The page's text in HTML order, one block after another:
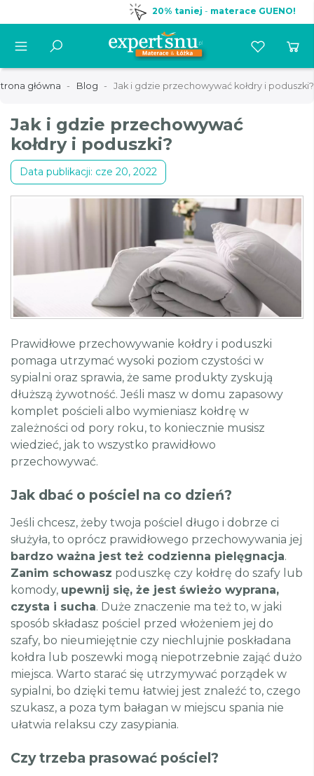
20% taniej -materace GUENO!
główna Blog Jak i gdzie przechowywać kołdry i poduszki?
Jak i gdzie przechowywać
kołdry i poduszki?
Data publikacji: cze 20, 2022
Prawidłowe przechowywanie kołdry i poduszki
pomaga utrzymać wysoki poziom czystości w
sypialni oraz sprawia, że same produkty zyskują
dłuższą żywotność. Jeśli masz w domu zapasowy
komplet pościeli albo wymieniasz kołdrę w
zależności od pory roku, to koniecznie musisz
wiedzieć, jak to wszystko prawidłowo
przechowywać.
Jak dbać o pościel na co dzień?
Jeśli chcesz, żeby twoja pościel długo i dobrze ci
służyła, to oprócz prawidłowego przechowywania jej
bardzo ważna jest też codzienna pielęgnacja.
Zanim schowasz poduszkę czy kołdrę do szafy lub
komody, upewnij się, że jest świeżo wyprana,
czysta i sucha. Duże znaczenie ma też to, w jaki
sposób składasz pościel przed włożeniem jej do
szafy, bo nieumiejętnie czy niechlujnie poskładana
kołdra lub poszewki mogą niepotrzebnie zająć dużo
miejsca. Warto starać się utrzymywać porządek w
sypialni, bo dzięki temu łatwiej jest znaleźć to, czego
szukasz, a poza tym bałagan w miejscu spania nie
ułatwia relaksu czy zasypiania.
Czy trzeba prasować pościel?